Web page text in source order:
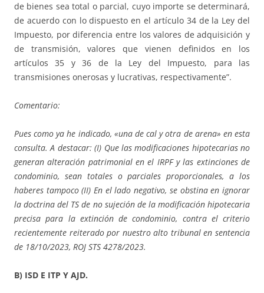
de bienes sea total o parcial, cuyo importe se determinará,
de acuerdo con lo dispuesto en el artículo 34 de la Ley del
Impuesto, por diferencia entre los valores de adquisición y
de transmisión, valores que vienen definidos en los
artículos 35 y 36 de la Ley del Impuesto, para las
transmisiones onerosas y lucrativas, respectivamente”.
Comentario:
Pues como ya he indicado, «una de cal y otra de arena» en esta
consulta. A destacar: (I) Que las modificaciones hipotecarias no
generan alteración patrimonial en el IRPF y las extinciones de
condominio, sean totales o parciales proporcionales, a los
haberes tampoco (II) En el lado negativo, se obstina en ignorar
la doctrina del TS de no sujeción de la modificación hipotecaria
precisa para la extinción de condominio, contra el criterio
recientemente reiterado por nuestro alto tribunal en sentencia
de 18/10/2023, ROJ STS 4278/2023.
B) ISD E ITP Y AJD.